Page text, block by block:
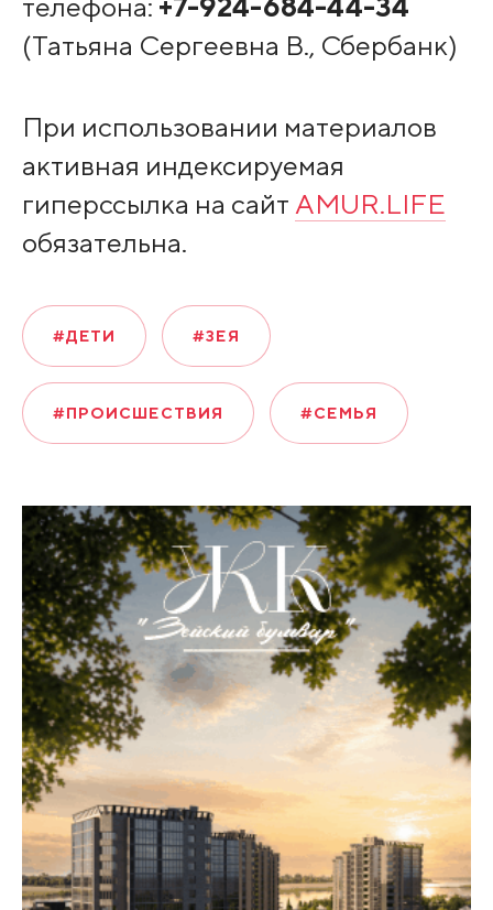
(Татьяна Сергеевна В., Сбербанк)
При использовании материалов
активная индексируемая
гиперссылка на сайт AMUR.LIFE
обязательна.
#ДЕТИ #ЗЕЯ
#ПРОИСШЕСТВИЯ #СЕМЬЯ